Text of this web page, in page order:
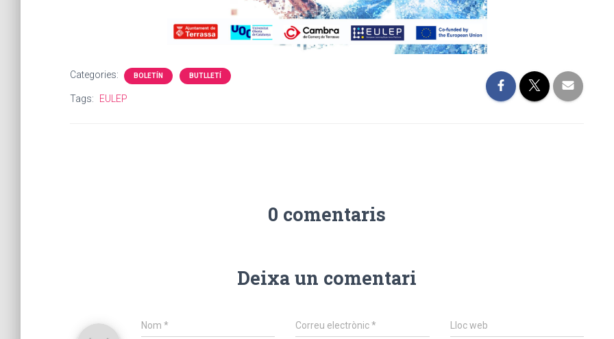
Categories: BOLETÍN BUTLLETÍ
Tags: EULEP
0 comentaris
Deixa un comentari
Nom * Correu electrònic* Lloc web